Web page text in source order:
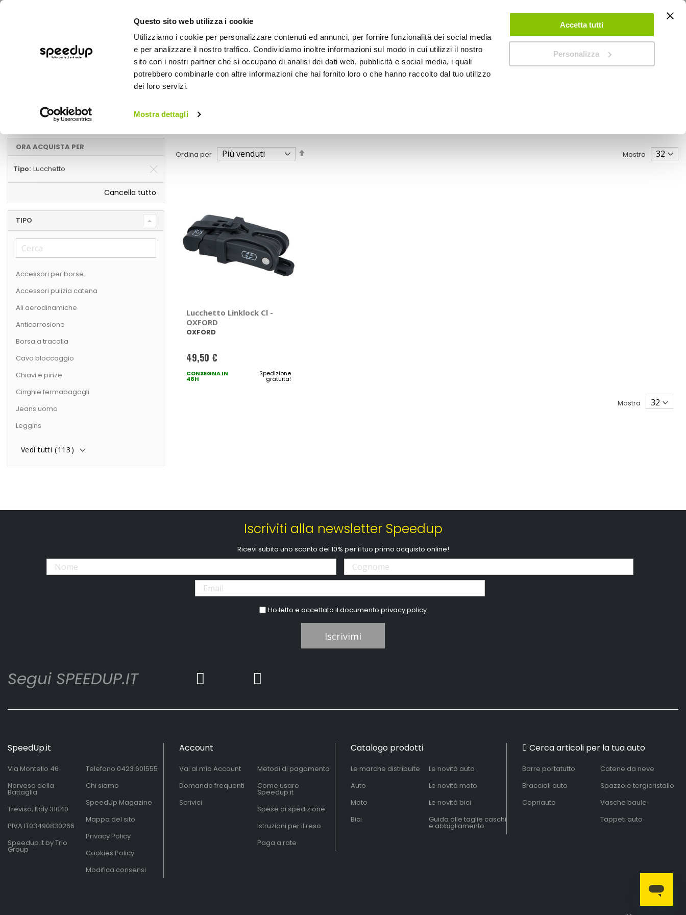
Questo sito web utilizza i cookie
Utilizziamo i cookie per personalizzare contenuti ed annunci, per fornire funzionalità dei social media
e per analizzare il nostro traffico. Condividiamo inoltre informazioni sul modo in cui utilizzi il nostro
sito con i nostri partner che si occupano di analisi dei dati web, pubblicità e social media, i quali
potrebbero combinarle con altre informazioni che hai fornito loro o che hanno raccolto dal tuo utilizzo
dei loro servizi.
Mostra dettagli
Accetta tutti
Personalizza
ACCEDI CREA UN ACCOUNT CONTATTACI
BICI OUTDOOR
Marche OXFORD - Lucchetto
Lucchetto
Ordina per Mostra
Lucchetto Linklock Cl -
OXFORD
OXFORD
49,50 €
CONSEGNA IN
48H
Spedizione
gratuita!
Mostra
ORA ACQUISTA PER
Tipo Lucchetto
Cancella tutto
TIPO
Accessori per borse
Accessori pulizia catena
Ali aerodinamiche
Anticorrosione
Borsa a tracolla
Cavo bloccaggio
Chiavi e pinze
Cinghie fermabagagli
Jeans uomo
Leggins
Vedi tutti (113 )
Iscriviti alla newsletter Speedup
Ricevi subito uno sconto del 10% per il tuo primo acquisto online!
Ho letto e accettato il documentoprivacy policy
Iscrivimi
Segui SPEEDUP.IT
SpeedUp.it
Via Montello 46
Nervesa della
Battaglia
Treviso, Italy 31040
PIVA IT03490830266
Speedup.it by Trio
Group
Telefono 0423.601555
Chi siamo
SpeedUp Magazine
Mappa del sito
Privacy Policy
Cookies Policy
Modifica consensi
Account
Vai al mio Account
Domande frequenti
Scrivici
Metodi di pagamento
Come usare
Speedup.it
Spese di spedizione
Istruzioni per il reso
Paga a rate
Catalogo prodotti
Le marche distribuite
Auto
Moto
Bici
Le novità auto
Le novità moto
Le novità bici
Guida alle taglie caschi
e abbigliamento
Cerca articoli per la tua auto
Barre portatutto
Braccioli auto
Copriauto
Catene da neve
Spazzole tergicristallo
Vasche baule
Tappeti auto